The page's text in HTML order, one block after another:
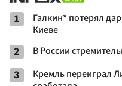
1
Галкин* потерял
Киеве
2 В России
3
Кремль переиграл